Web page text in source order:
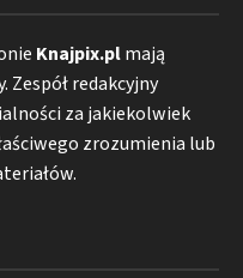
Knajpix.plmają
Zespół redakcyjny
za jakiekolwiek
zrozumienia lub